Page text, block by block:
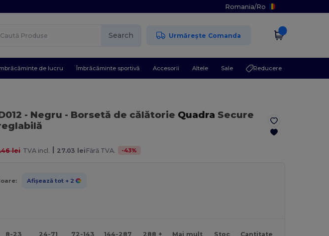
Romania/Ro
Search Urmărește Comanda
de lucru Îmbrăcăminte sportivă Accesorii Altele Sale Reducere
- Negru - Borsetă de călătorie Quadra Secure
lei TVA incl. | 27.03 lei Fără TVA. -43%
Afișează tot + 2
8-23 24-71 72-143 144-287 288 + Mai mult Stoc Cantitate